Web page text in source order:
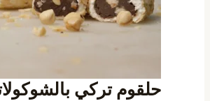
حلقوم تركي